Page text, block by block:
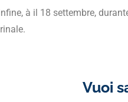
à il 18 settembre,
Vuoi